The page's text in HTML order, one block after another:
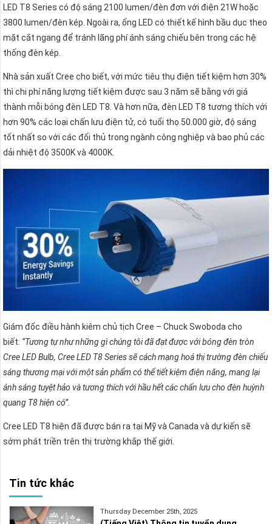
LED T8 Series có độ sáng 2100 lumen/đèn đơn với điện 21W hoặc
3800 lumen/đèn kép. Ngoài ra, ống LED có thiết kế hình bầu dục theo
mặt cắt ngang để tránh lãng phí ánh sáng chiếu bên trong các hệ
thống đèn kép.
Nhà sản xuất Cree cho biết, với mức tiêu thụ điện tiết kiệm hơn 30%
thì chi phí năng lượng tiết kiệm được sau 3 năm sẽ bằng với giá
thành mỗi bóng đèn LED T8. Và hơn nữa, đèn LED T8 tương thích với
hơn 90% các loại chấn lưu điện tử, có tuổi thọ 50.000 giờ, độ sáng
tốt nhất so với các đối thủ trong ngành công nghiệp và bao phủ các
dải nhiệt độ 3500K và 4000K.
Giám đốc điều hành kiêm chủ tịch Cree – Chuck Swoboda cho
biết: “Tương tự như những gì chúng tôi đã đạt được với bóng đèn tròn
Cree LED Bulb, Cree LED T8 Series sẽ cách mạng hoá thị trường đèn chiếu
sáng thương mại với một sản phẩm có thể tiết kiệm điện năng, mang lại
ánh sáng tuyệt hảo và tương thích với hầu hết các chấn lưu cho đèn huỳnh
quang T8 hiện có”.
Cree LED T8 hiện đã được bán ra tại Mỹ và Canada và dự kiến sẽ
sớm phát triền trên thị trường khắp thế giới.
Tin tức khác
Thursday December 25th, 2025